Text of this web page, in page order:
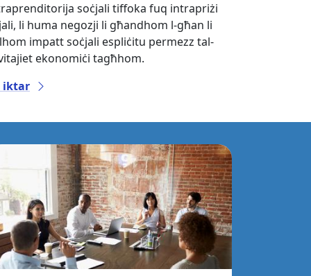
soċjali tiffoka fuq intrapriżi
li huma negozji li għandhom l-għan li
impatt soċjali espliċitu permezz tal-
ekonomiċi tagħhom.
iktar